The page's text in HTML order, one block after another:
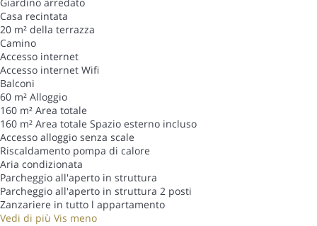
Casa recintata
20 m² della terrazza
Camino
Accesso internet
Accesso internet Wifi
Balconi
60 m² Alloggio
160 m² Area totale
160 m² Area totale Spazio esterno incluso
Accesso alloggio senza scale
Riscaldamento pompa di calore
Aria condizionata
Parcheggio all'aperto in struttura
Parcheggio all'aperto in struttura 2 posti
Zanzariere in tutto l appartamento
Vedi di più Vis meno